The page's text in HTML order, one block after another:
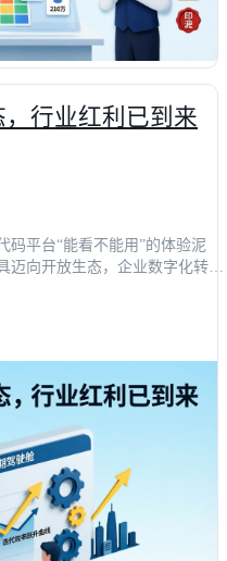
行业红利已到来
码平台“能看不能用”的体验泥
向开放生态，企业数字化转型
真实项目复盘与跨平台实测数
数字化浪潮中抢占先机。